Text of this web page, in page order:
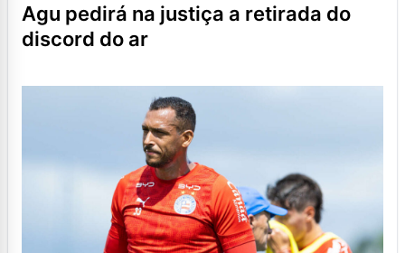
agu pedirá na justiça a retirada do
discord do ar